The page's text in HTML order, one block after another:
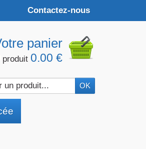
Contactez-nous
panier
produit 0.00 €